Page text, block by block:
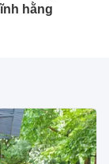
hằng